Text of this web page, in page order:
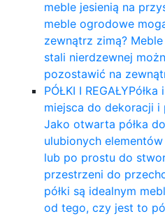
meble jesienią na
meble ogrodowe
zewnątrz zimą?
stali nierdzewnej
pozostawić na
PÓŁKI I REGAŁYPółka
miejsca do dekoracji i
Jako otwarta półka
ulubionych
lub po prostu do
przestrzeni do
półki są idealnym
od tego, czy jest to